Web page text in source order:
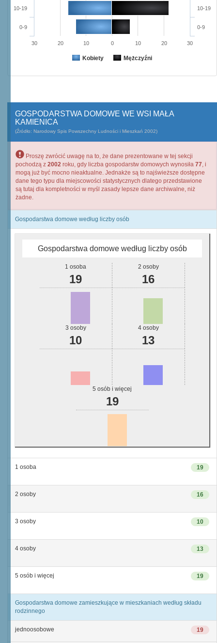
Kobiety Mężczyźni
0-9
10-19
0-9
10-19
30 20 10 0 10 20 30
GOSPODARSTWA DOMOWE WE WSI MAŁA
KAMIENICA
(Źródło: Narodowy Spis Powszechny Ludności i Mieszkań 2002)
Proszę zwrócić uwagę na to, że dane prezentowane w tej sekcji
pochodzą z 2002 roku, gdy liczba gospodarstw domowych wynosiła 77, i
mogą już być mocno nieaktualne. Jednakże są to najświeższe dostępne
dane tego typu dla miejscowości statystycznych dlatego przedstawione
są tutaj dla kompletności w myśl zasady lepsze dane archiwalne, niż
żadne.
Gospodarstwa domowe według liczby osób
Gospodarstwa domowe według liczby osób
1 osoba
19
2 osoby
16
3 osoby
10
4 osoby
13
5 osób i więcej
19
19
1 osoba
16
2 osoby
10
3 osoby
13
4 osoby
19
5 osób i więcej
Gospodarstwa domowe zamieszkujące w mieszkaniach według składu
rodzinnego
19
jednoosobowe